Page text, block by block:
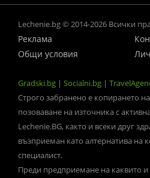
Lechenie.bg © 2014-2026 Всички
Реклама
Общи условия
Gradski.bg | Socialni.bg |
Строго забранено е копирането
позоваване на източника с
Lechenie.BG, както и всеки друг
възприеман като алтернатива на
специалист.
Преди предприемане на каквито и